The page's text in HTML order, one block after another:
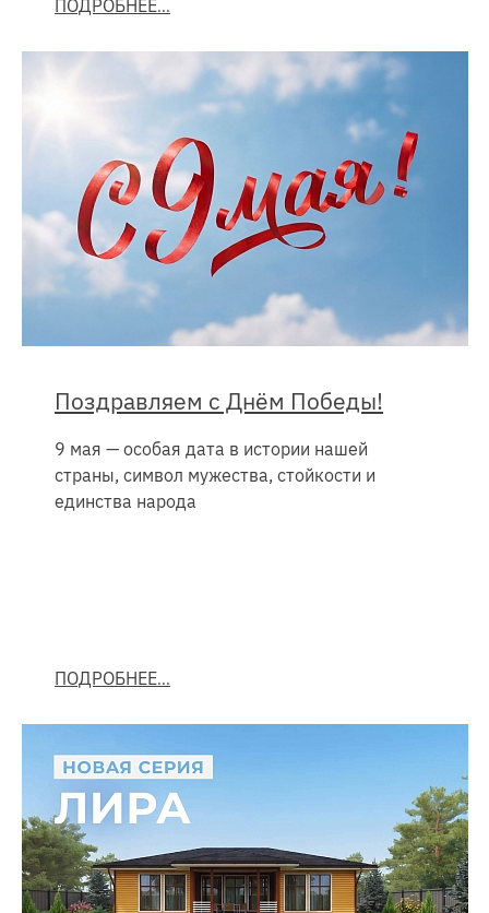
ПОДРОБНЕЕ
Поздравляем с Днём Победы!
9 мая — особая дата в истории нашей
страны, символ мужества, стойкости и
единства народа
ПОДРОБНЕЕ